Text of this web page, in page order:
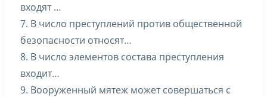
входят …
7. В число преступлений против общественной
безопасности относят…
8. В число элементов состава преступления
входит…
9. Вооруженный мятеж может совершаться с